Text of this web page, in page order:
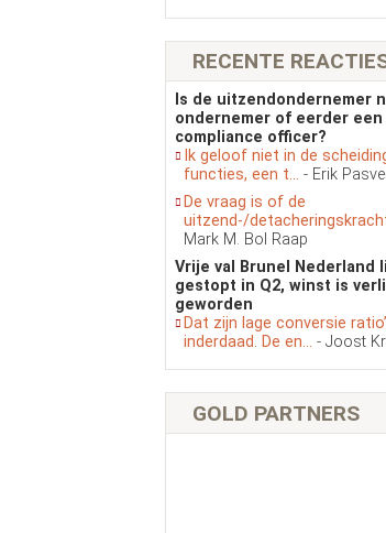
RECENTE
Is de uitzendondernemer
ondernemer of eerder een
compliance officer?
Ik geloof niet in de
functies, een t... - Erik
De vraag is of de
uitzend-/
Mark M. Bol Raap
Vrije val Brunel Nederland
gestopt in Q2, winst is
geworden
Dat zijn lage conversie
inderdaad. De en... - Joost
GOLD PARTNERS